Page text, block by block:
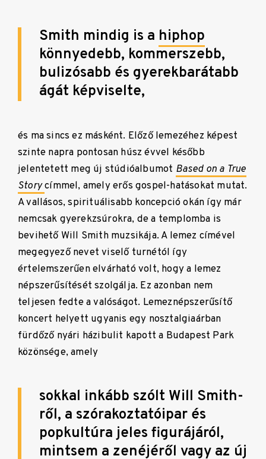
Smith mindig is a hiphop
könnyedebb, kommerszebb,
bulizósabb és gyerekbarátabb
ágát képviselte,
és ma sincs ez másként. Előző lemezéhez képest
szinte napra pontosan húsz évvel később
jelentetett meg új stúdióalbumot Based on a True
Story címmel, amely erős gospel-hatásokat mutat.
A vallásos, spirituálisabb koncepció okán így már
nemcsak gyerekzsúrokra, de a templomba is
bevihető Will Smith muzsikája. A lemez címével
megegyező nevet viselő turnétól így
értelemszerűen elvárható volt, hogy a lemez
népszerűsítését szolgálja. Ez azonban nem
teljesen fedte a valóságot. Lemeznépszerűsítő
koncert helyett ugyanis egy nosztalgiaárban
fürdőző nyári házibulit kapott a Budapest Park
közönsége, amely
sokkal inkább szólt Will Smith-
ről, a szórakoztatóipar és
popkultúra jeles figurájáról,
mintsem a zenéjéről vagy az új